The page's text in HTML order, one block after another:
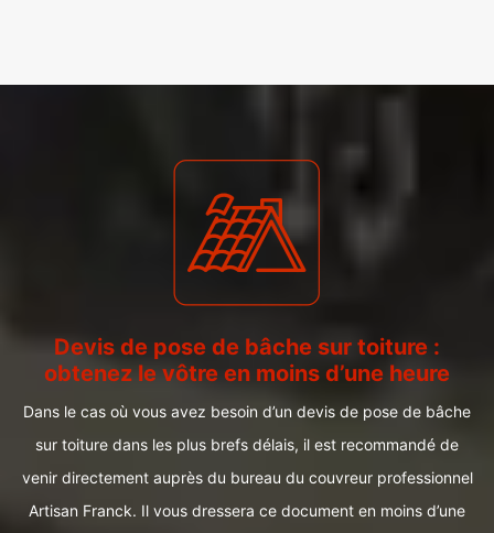
Devis de pose de bâche sur toiture :
obtenez le vôtre en moins d’une heure
Dans le cas où vous avez besoin d’un devis de pose de bâche
sur toiture dans les plus brefs délais, il est recommandé de
venir directement auprès du bureau du couvreur professionnel
Artisan Franck. Il vous dressera ce document en moins d’une